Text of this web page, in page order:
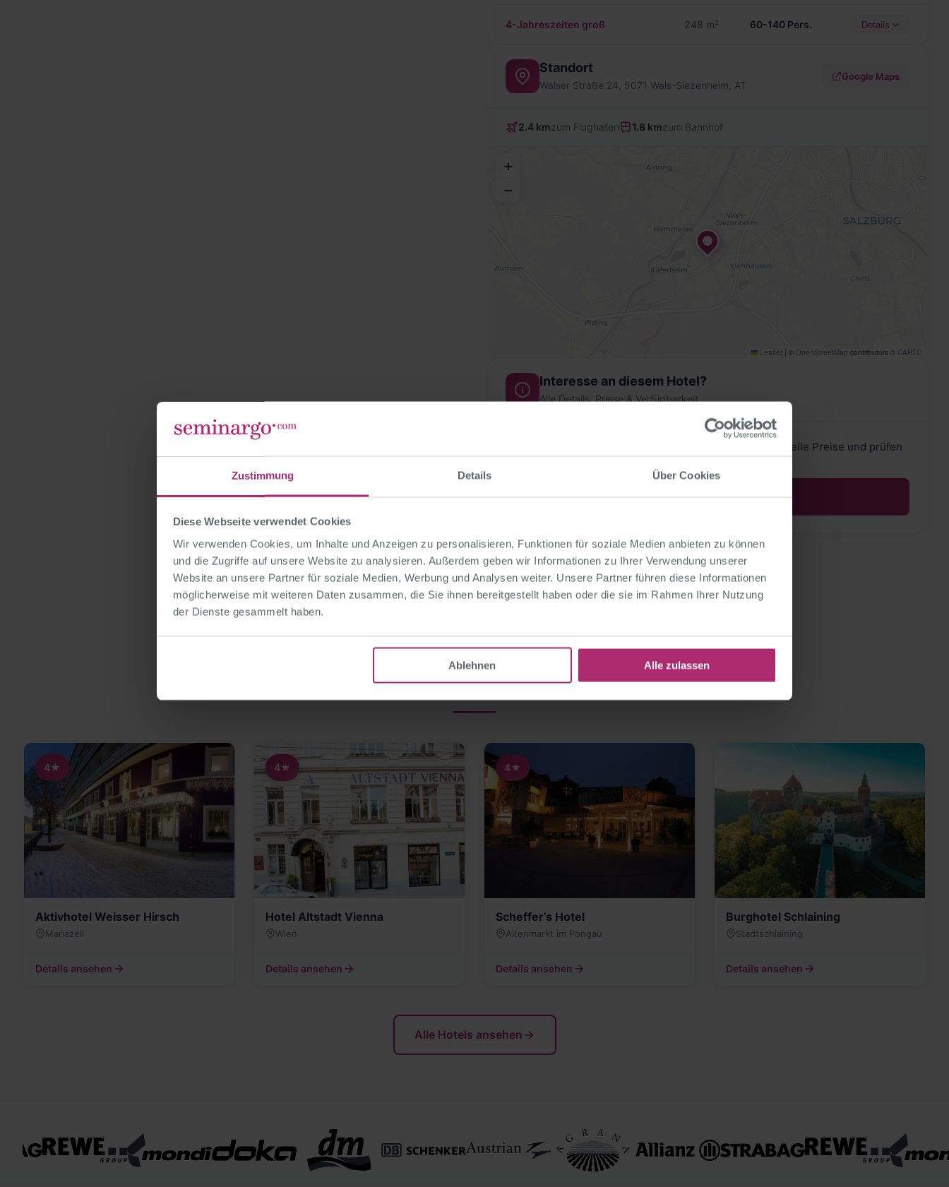
Zustimmung Details Über Cookies
Diese Webseite verwendet Cookies
Wir verwenden Cookies, um Inhalte und Anzeigen zu personalisieren, Funktionen für soziale Medien anbieten zu können
und die Zugriffe auf unsere Website zu analysieren. Außerdem geben wir Informationen zu Ihrer Verwendung unserer
Website an unsere Partner für soziale Medien, Werbung und Analysen weiter. Unsere Partner führen diese Informationen
möglicherweise mit weiteren Daten zusammen, die Sie ihnen bereitgestellt haben oder die sie im Rahmen Ihrer Nutzung
der Dienste gesammelt haben.
Ablehnen Alle zulassen
4-Jahreszeiten groß 248 m² 60-140 Pers. Details
Standort
Walser Straße 24, 5071 Wals-Siezenheim, AT
Google Maps
2.4 kmzum Flughafen 1.8 kmzum Bahnhof
+
−
Leaflet | © OpenStreetMap contributors © CARTO
Interesse an diesem Hotel?
Alle Details, Preise & Verfügbarkeit
Erhalten Sie weitere Informationen zu diesem Hotel, aktuelle Preise und prüfen
Mehr erfahren
WEITERE OPTIONEN
Ähnliche Hotels
4★
Aktivhotel Weisser Hirsch
Mariazell
Details ansehen
4★
Hotel Altstadt Vienna
Wien
Details ansehen
4★
Scheffer’s Hotel
Altenmarkt im Pongau
Details ansehen
Burghotel Schlaining
Stadtschlaining
Details ansehen
Alle Hotels ansehen